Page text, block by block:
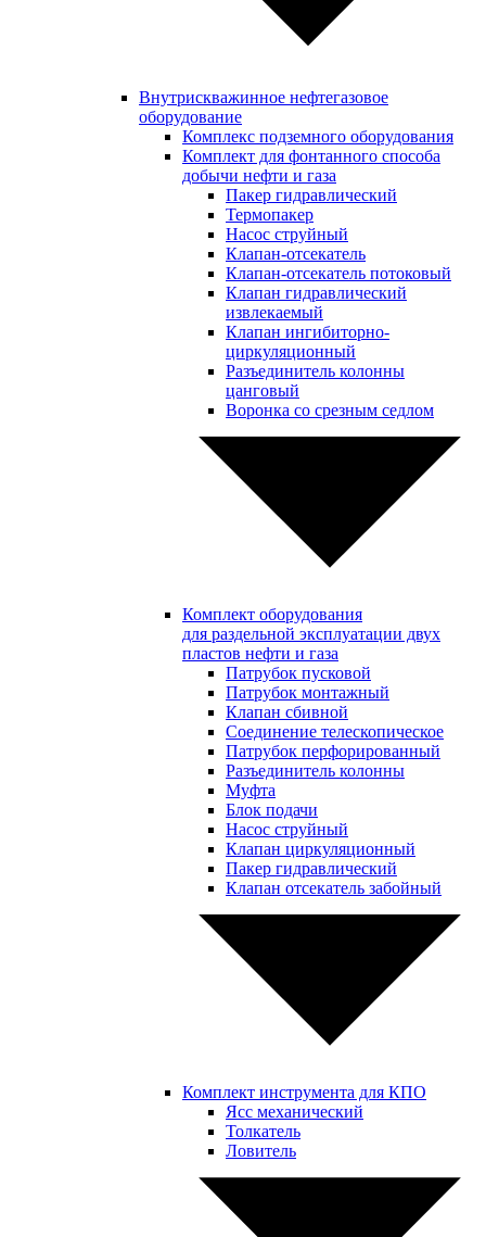
Внутрискважинное нефтегазовое
оборудование
Комплекс подземного оборудования
Комплект для фонтанного способа
добычи нефти и газа
Пакер гидравлический
Термопакер
Насос струйный
Клапан-отсекатель
Клапан-отсекатель потоковый
Клапан гидравлический
извлекаемый
Клапан ингибиторно-
циркуляционный
Разъединитель колонны
цанговый
Воронка со срезным седлом
Комплект оборудования
для раздельной эксплуатации двух
пластов нефти и газа
Патрубок пусковой
Патрубок монтажный
Клапан сбивной
Соединение телескопическое
Патрубок перфорированный
Разъединитель колонны
Муфта
Блок подачи
Насос струйный
Клапан циркуляционный
Пакер гидравлический
Клапан отсекатель забойный
Комплект инструмента для КПО
Ясс механический
Толкатель
Ловитель